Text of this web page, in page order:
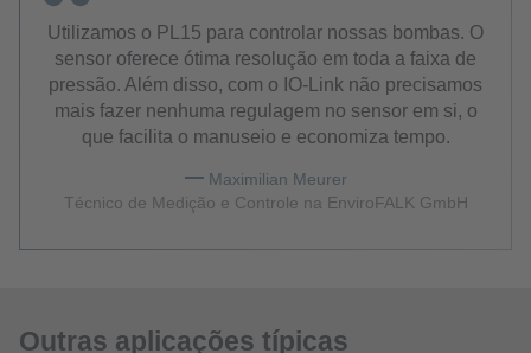
Utilizamos o PL15 para controlar nossas bombas. O
sensor oferece ótima resolução em toda a faixa de
pressão. Além disso, com o IO-Link não precisamos
mais fazer nenhuma regulagem no sensor em si, o
que facilita o manuseio e economiza tempo.
Maximilian Meurer
Técnico de Medição e Controle na EnviroFALK GmbH
Outras aplicações típicas